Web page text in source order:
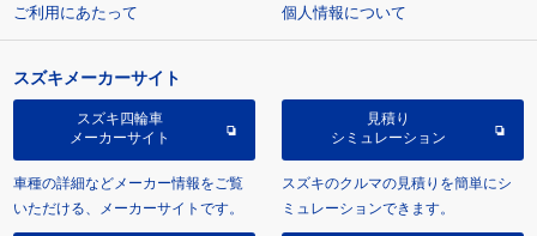
ご利用にあたって 個人情報について
スズキメーカーサイト
スズキ四輪車
メーカーサイト
車種の詳細などメーカー情報をご覧
いただける、メーカーサイトです。
見積り
シミュレーション
スズキのクルマの見積りを簡単にシ
ミュレーションできます。